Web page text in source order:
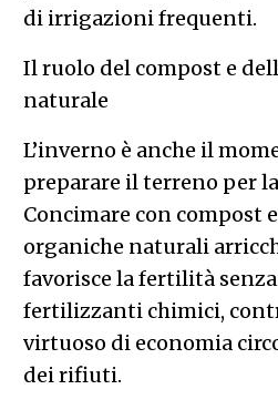
di irrigazioni frequenti.
Il ruolo del compost e
naturale
L’inverno è anche il
preparare il terreno per
Concimare con compost
organiche naturali
favorisce la fertilità
fertilizzanti chimici,
virtuoso di economia
dei rifiuti.